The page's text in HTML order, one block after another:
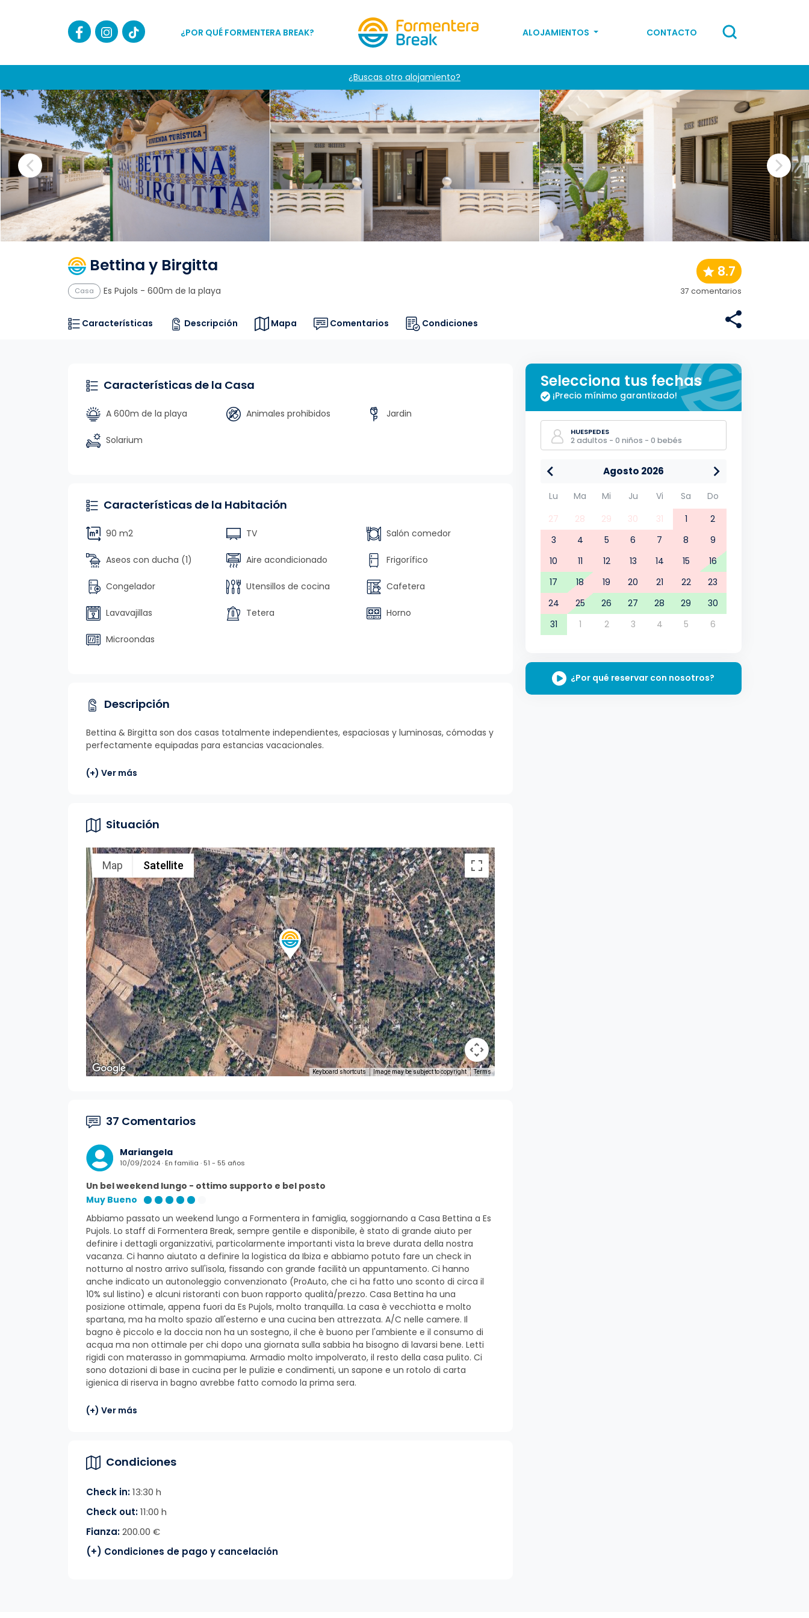
¿POR QUÉ FORMENTERA BREAK? ALOJAMIENTOS CONTACTO
¿Buscas otro alojamiento?
Bettina y Birgitta
Casa Es Pujols - 600m de la playa
8.7
37 comentarios
Características Descripción Mapa Comentarios Condiciones
Características de la Casa
A 600m de la playa Animales prohibidos Jardin
Solarium
Características de la Habitación
90 m2 TV Salón comedor
Aseos con ducha (1) Aire acondicionado Frigorífico
Congelador Utensillos de cocina Cafetera
Lavavajillas Tetera Horno
Microondas
Descripción
Bettina & Birgitta son dos casas totalmente independientes, espaciosas y luminosas, cómodas y
perfectamente equipadas para estancias vacacionales.
(+) Ver más
Situación
Map Satellite
Keyboard shortcuts Image may be subject to copyright Terms
37 Comentarios
Mariangela
10/09/2024 · En familia · 51 - 55 años
Un bel weekend lungo - ottimo supporto e bel posto
Muy Bueno
Abbiamo passato un weekend lungo a Formentera in famiglia, soggiornando a Casa Bettina a Es
Pujols. Lo staff di Formentera Break, sempre gentile e disponibile, è stato di grande aiuto per
definire i dettagli organizzativi, particolarmente importanti vista la breve durata della nostra
vacanza. Ci hanno aiutato a definire la logistica da Ibiza e abbiamo potuto fare un check in
notturno al nostro arrivo sull'isola, fissando con grande facilità un appuntamento. Ci hanno
anche indicato un autonoleggio convenzionato (ProAuto, che ci ha fatto uno sconto di circa il
10% sul listino) e alcuni ristoranti con buon rapporto qualità/prezzo. Casa Bettina ha una
posizione ottimale, appena fuori da Es Pujols, molto tranquilla. La casa è vecchiotta e molto
spartana, ma ha molto spazio all'esterno e una cucina ben attrezzata. A/C nelle camere. Il
bagno è piccolo e la doccia non ha un sostegno, il che è buono per l'ambiente e il consumo di
acqua ma non ottimale per chi dopo una giornata sulla sabbia ha bisogno di lavarsi bene. Letti
rigidi con materasso in gommapiuma. Armadio molto impolverato, il resto della casa pulito. Ci
sono dotazioni di base in cucina per le pulizie e condimenti, un sapone e un rotolo di carta
igienica di riserva in bagno avrebbe fatto comodo la prima sera.
(+) Ver más
Condiciones
Check in:13:30 h
Check out:11:00 h
Fianza:200.00 €
(+) Condiciones de pago y cancelación
Selecciona tus fechas
¡Precio mínimo garantizado!
HUESPEDES
2 adultos - 0 niños - 0 bebés
Agosto 2026
Lu Ma Mi Ju Vi Sa
Do
27
28 29 30 31 1
2
3
4 5 6 7 8
9
10
11 12 13 14 15
16
17
18 19 20 21 22
23
24
25 26 27 28 29
30
31
1 2 3 4 5 6
¿Por qué reservar con nosotros?